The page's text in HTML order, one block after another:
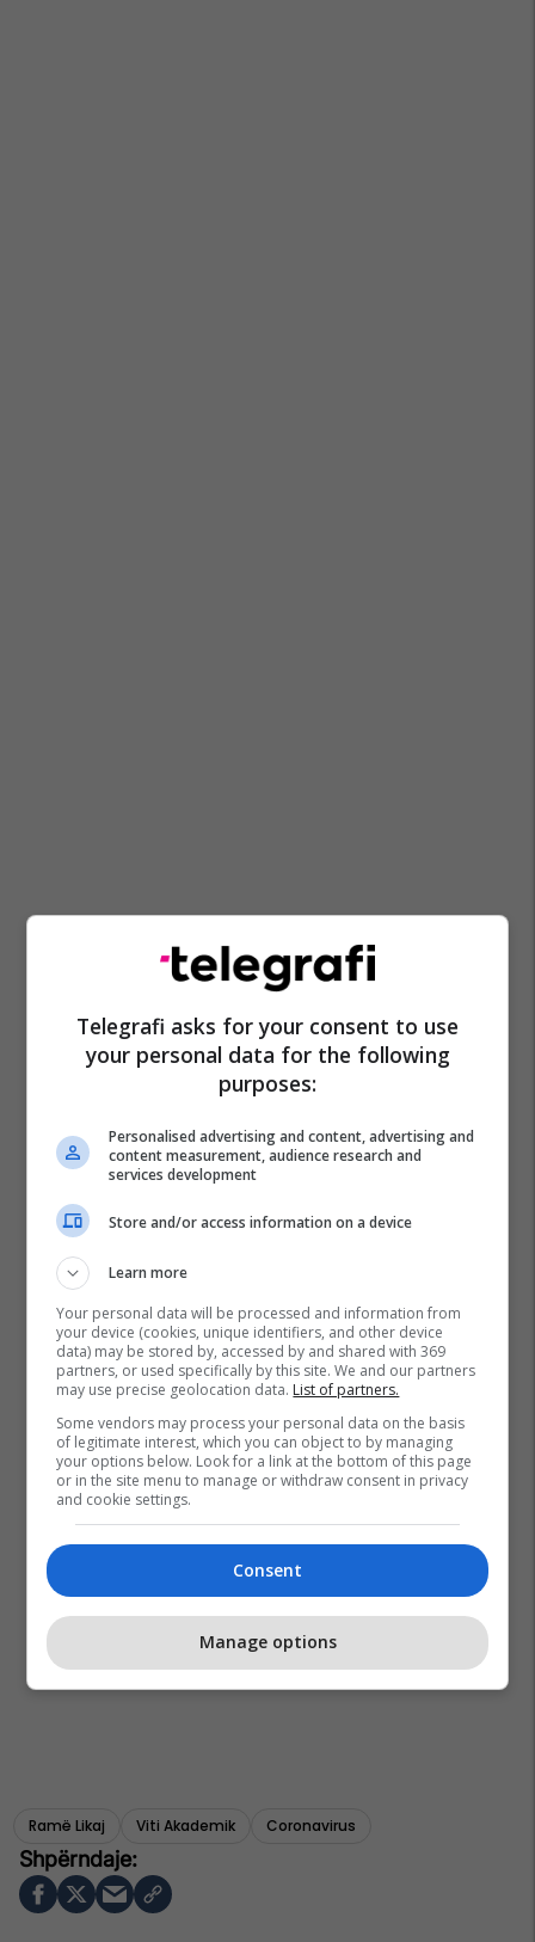
Ramë Likaj Viti Akademik Coronavirus
Telegrafi asks for your consent to use
your personal data for the following
purposes:
Personalised advertising and content, advertising and
content measurement, audience research and
services development
Store and/or access information on a device
Learn more
Your personal data will be processed and information from
your device (cookies, unique identifiers, and other device
data) may be stored by, accessed by and shared with 369
partners, or used specifically by this site. We and our partners
may use precise geolocation data. List of partners.
Some vendors may process your personal data on the basis
of legitimate interest, which you can object to by managing
your options below. Look for a link at the bottom of this page
or in the site menu to manage or withdraw consent in privacy
and cookie settings.
Consent
Manage options